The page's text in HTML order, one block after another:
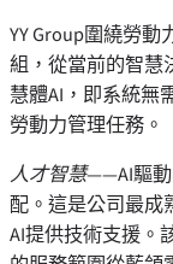
YY Group圍繞勞
組，從當前的智
慧體AI，即系統無
勞動力管理任務。
人才智慧——AI驅動
配。這是公司最成
AI提供技術支援。